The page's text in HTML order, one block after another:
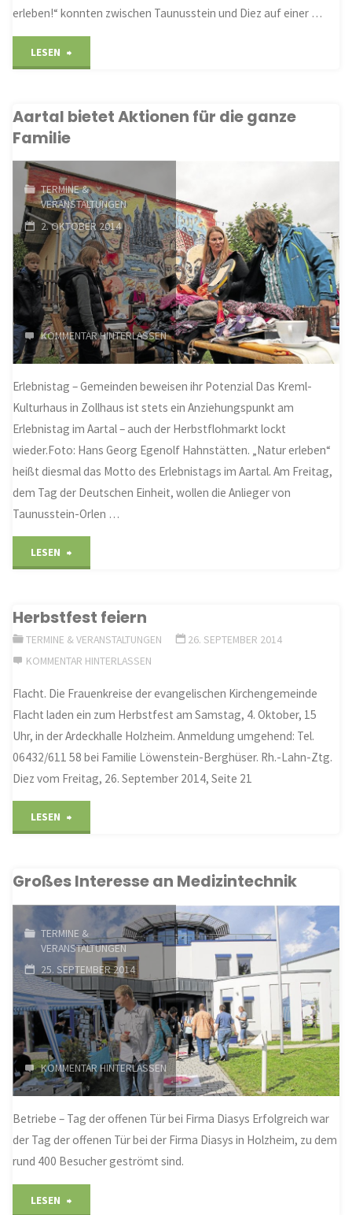
erleben!“ konnten zwischen Taunusstein und Diez auf einer …
LESEN
bestätigt"
Aartal bietet Aktionen für die ganze
Familie
TERMINE &
VERANSTALTUNGEN
2. OKTOBER 2014
KOMMENTAR HINTERLASSEN
Erlebnistag – Gemeinden beweisen ihr Potenzial Das Kreml-
Kulturhaus in Zollhaus ist stets ein Anziehungspunkt am
Erlebnistag im Aartal – auch der Herbstflohmarkt lockt
wieder.Foto: Hans Georg Egenolf Hahnstätten. „Natur erleben“
heißt diesmal das Motto des Erlebnistags im Aartal. Am Freitag,
dem Tag der Deutschen Einheit, wollen die Anlieger von
Taunusstein-Orlen …
LESEN
Aktionen
ganze
Familie"
Herbstfest feiern
TERMINE & VERANSTALTUNGEN
26. SEPTEMBER 2014
KOMMENTAR HINTERLASSEN
Flacht. Die Frauenkreise der evangelischen Kirchengemeinde
Flacht laden ein zum Herbstfest am Samstag, 4. Oktober, 15
Uhr, in der Ardeckhalle Holzheim. Anmeldung umgehend: Tel.
06432/611 58 bei Familie Löwenstein-Berghüser. Rh.-Lahn-Ztg.
Diez vom Freitag, 26. September 2014, Seite 21
LESEN
Großes Interesse an Medizintechnik
TERMINE &
VERANSTALTUNGEN
25. SEPTEMBER 2014
KOMMENTAR HINTERLASSEN
Betriebe – Tag der offenen Tür bei Firma Diasys Erfolgreich war
der Tag der offenen Tür bei der Firma Diasys in Holzheim, zu dem
rund 400 Besucher geströmt sind.
LESEN